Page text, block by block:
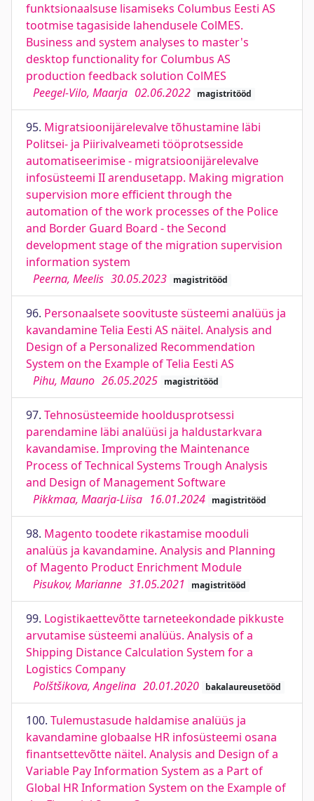
funktsionaalsuse lisamiseks Columbus Eesti AS
tootmise tagasiside lahendusele ColMES.
Business and system analyses to master's
desktop functionality for Columbus AS
production feedback solution ColMES
Peegel-Vilo, Maarja 02.06.2022 magistritööd
95. Migratsioonijärelevalve tõhustamine läbi
Politsei- ja Piirivalveameti tööprotsesside
automatiseerimise - migratsioonijärelevalve
infosüsteemi II arendusetapp. Making migration
supervision more efficient through the
automation of the work processes of the Police
and Border Guard Board - the Second
development stage of the migration supervision
information system
Peerna, Meelis 30.05.2023 magistritööd
96. Personaalsete soovituste süsteemi analüüs ja
kavandamine Telia Eesti AS näitel. Analysis and
Design of a Personalized Recommendation
System on the Example of Telia Eesti AS
Pihu, Mauno 26.05.2025 magistritööd
97. Tehnosüsteemide hooldusprotsessi
parendamine läbi analüüsi ja haldustarkvara
kavandamise. Improving the Maintenance
Process of Technical Systems Trough Analysis
and Design of Management Software
Pikkmaa, Maarja-Liisa 16.01.2024 magistritööd
98. Magento toodete rikastamise mooduli
analüüs ja kavandamine. Analysis and Planning
of Magento Product Enrichment Module
Pisukov, Marianne 31.05.2021 magistritööd
99. Logistikaettevõtte tarneteekondade pikkuste
arvutamise süsteemi analüüs. Analysis of a
Shipping Distance Calculation System for a
Logistics Company
Polštšikova, Angelina 20.01.2020 bakalaureusetööd
100. Tulemustasude haldamise analüüs ja
kavandamine globaalse HR infosüsteemi osana
finantsettevõtte näitel. Analysis and Design of a
Variable Pay Information System as a Part of
Global HR Information System on the Example of